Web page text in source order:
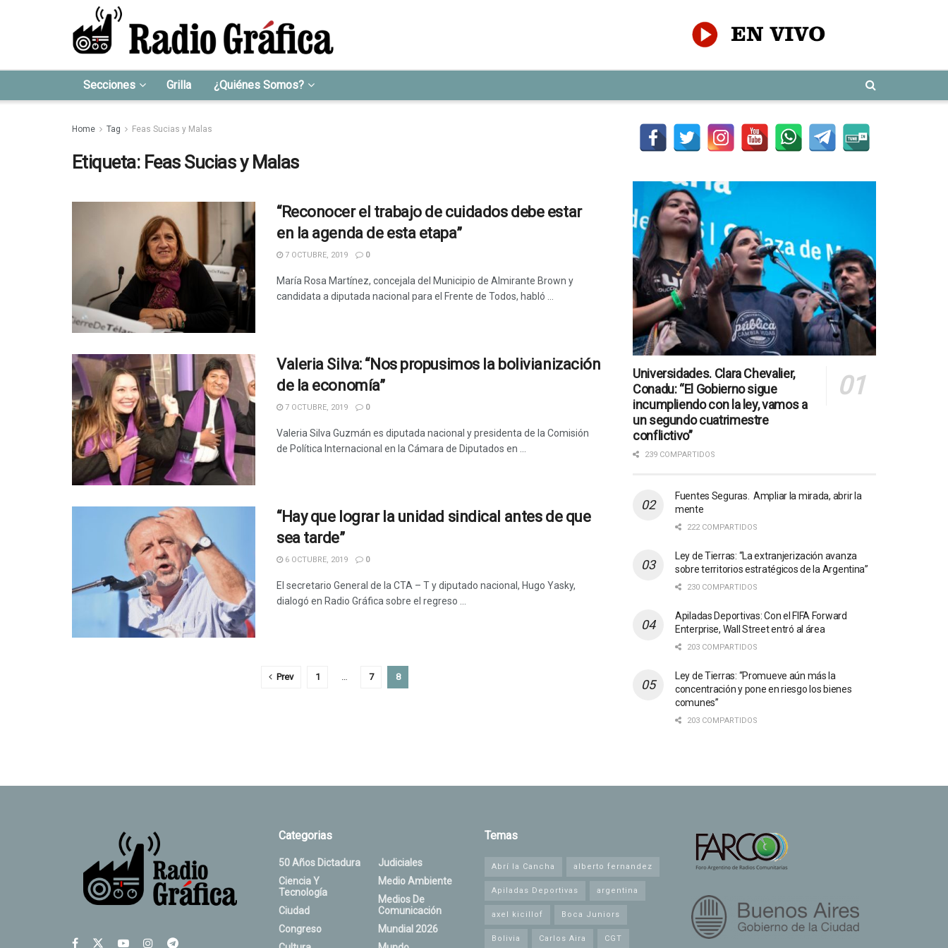
Secciones Grilla ¿Quiénes Somos?
Home Tag Feas Sucias y Malas
Etiqueta: Feas Sucias y Malas
“Reconocer el trabajo de cuidados debe estar
en la agenda de esta etapa”
7 OCTUBRE, 2019 0
María Rosa Martínez, concejala del Municipio de Almirante Brown y
candidata a diputada nacional para el Frente de Todos, habló ...
Valeria Silva: “Nos propusimos la bolivianización
de la economía”
7 OCTUBRE, 2019 0
Valeria Silva Guzmán es diputada nacional y presidenta de la Comisión
de Política Internacional en la Cámara de Diputados en ...
“Hay que lograr la unidad sindical antes de que
sea tarde”
6 OCTUBRE, 2019 0
El secretario General de la CTA – T y diputado nacional, Hugo Yasky,
dialogó en Radio Gráfica sobre el regreso ...
Prev 1 7 8
Universidades. Clara Chevalier,
Conadu: “El Gobierno sigue
incumpliendo con la ley, vamos a
un segundo cuatrimestre
conflictivo”
239 COMPARTIDOS
Fuentes Seguras. Ampliar la mirada, abrir la
mente
222 COMPARTIDOS
Ley de Tierras: “La extranjerización avanza
sobre territorios estratégicos de la Argentina”
230 COMPARTIDOS
Apiladas Deportivas: Con el FIFA Forward
Enterprise, Wall Street entró al área
203 COMPARTIDOS
Ley de Tierras: “Promueve aún más la
concentración y pone en riesgo los bienes
comunes”
203 COMPARTIDOS
Categorias
50 Años Dictadura
Ciencia Y
Tecnología
Ciudad
Congreso
Judiciales
Medio Ambiente
Medios De
Comunicación
Mundial 2026
Temas
Abrí la Cancha alberto fernandez
Apiladas Deportivas argentina
axel kicillof Boca Juniors
Bolivia Carlos Aira CGT